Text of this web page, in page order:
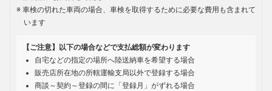
車検の切れた車両の場合、車検を取得するために必要な費用も含まれて
います
【ご注意】以下の場合などで支払総額が変わります
自宅などの指定の場所へ陸送納車を希望する場合
販売店所在地の所轄運輸支局以外で登録する場合
商談～契約～登録の間に「登録月」がずれる場合